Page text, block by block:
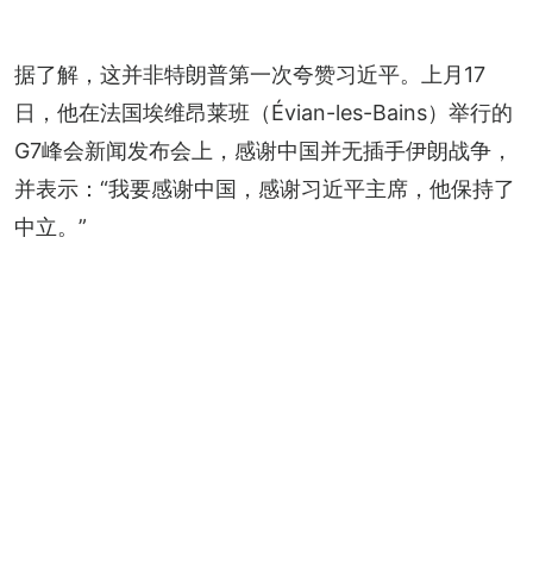
据了解，这并非特朗普第一次夸赞习近平。上月17
日，他在法国埃维昂莱班（Évian-les-Bains）举行的
G7峰会新闻发布会上，感谢中国并无插手伊朗战争，
并表示：“我要感谢中国，感谢习近平主席，他保持了
中立。”